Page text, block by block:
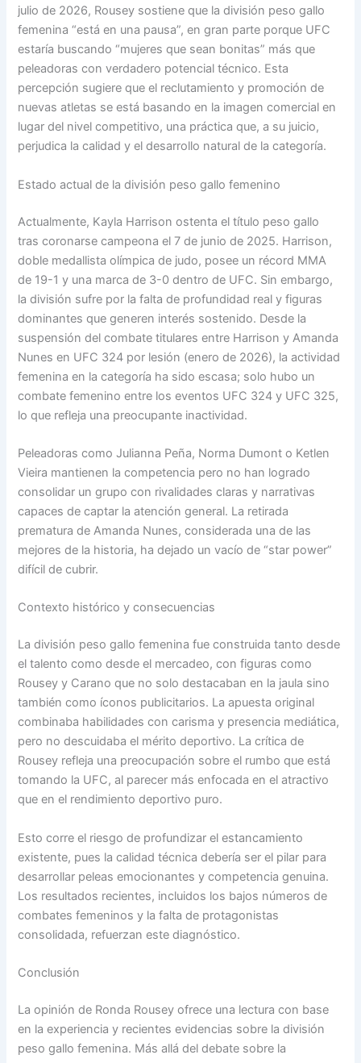
julio de 2026, Rousey sostiene que la división peso gallo
femenina “está en una pausa”, en gran parte porque UFC
estaría buscando “mujeres que sean bonitas” más que
peleadoras con verdadero potencial técnico. Esta
percepción sugiere que el reclutamiento y promoción de
nuevas atletas se está basando en la imagen comercial en
lugar del nivel competitivo, una práctica que, a su juicio,
perjudica la calidad y el desarrollo natural de la categoría.
Estado actual de la división peso gallo femenino
Actualmente, Kayla Harrison ostenta el título peso gallo
tras coronarse campeona el 7 de junio de 2025. Harrison,
doble medallista olímpica de judo, posee un récord MMA
de 19-1 y una marca de 3-0 dentro de UFC. Sin embargo,
la división sufre por la falta de profundidad real y figuras
dominantes que generen interés sostenido. Desde la
suspensión del combate titulares entre Harrison y Amanda
Nunes en UFC 324 por lesión (enero de 2026), la actividad
femenina en la categoría ha sido escasa; solo hubo un
combate femenino entre los eventos UFC 324 y UFC 325,
lo que refleja una preocupante inactividad.
Peleadoras como Julianna Peña, Norma Dumont o Ketlen
Vieira mantienen la competencia pero no han logrado
consolidar un grupo con rivalidades claras y narrativas
capaces de captar la atención general. La retirada
prematura de Amanda Nunes, considerada una de las
mejores de la historia, ha dejado un vacío de “star power”
difícil de cubrir.
Contexto histórico y consecuencias
La división peso gallo femenina fue construida tanto desde
el talento como desde el mercadeo, con figuras como
Rousey y Carano que no solo destacaban en la jaula sino
también como íconos publicitarios. La apuesta original
combinaba habilidades con carisma y presencia mediática,
pero no descuidaba el mérito deportivo. La crítica de
Rousey refleja una preocupación sobre el rumbo que está
tomando la UFC, al parecer más enfocada en el atractivo
que en el rendimiento deportivo puro.
Esto corre el riesgo de profundizar el estancamiento
existente, pues la calidad técnica debería ser el pilar para
desarrollar peleas emocionantes y competencia genuina.
Los resultados recientes, incluidos los bajos números de
combates femeninos y la falta de protagonistas
consolidada, refuerzan este diagnóstico.
Conclusión
La opinión de Ronda Rousey ofrece una lectura con base
en la experiencia y recientes evidencias sobre la división
peso gallo femenina. Más allá del debate sobre la